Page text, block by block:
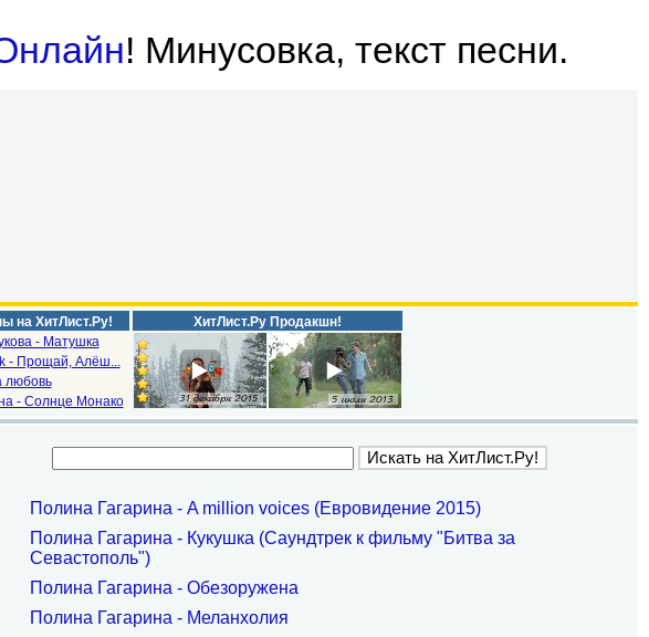
! Минусовка, текст песни.
на ХитЛист.Ру!
- Матушка
- Прощай, Алёш...
любовь
- Солнце Монако
ХитЛист.Ру Продакшн!
Полина Гагарина - A million voices (Евровидение 2015)
Полина Гагарина - Кукушка (Саундтрек к фильму "Битва за
Севастополь")
Полина Гагарина - Обезоружена
Полина Гагарина - Меланхолия